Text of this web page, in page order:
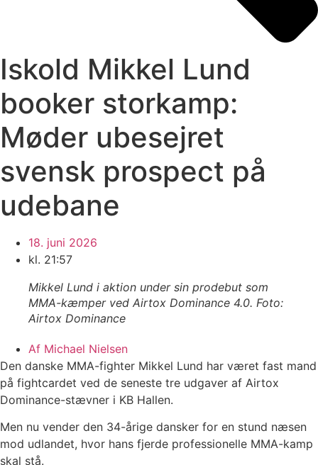
Iskold Mikkel Lund
booker storkamp:
Møder ubesejret
svensk prospect på
udebane
18. juni 2026
kl. 21:57
Mikkel Lund i aktion under sin prodebut som
MMA-kæmper ved Airtox Dominance 4.0. Foto:
Airtox Dominance
Af Michael Nielsen
Den danske MMA-fighter Mikkel Lund har været fast mand
på fightcardet ved de seneste tre udgaver af Airtox
Dominance-stævner i KB Hallen.
Men nu vender den 34-årige dansker for en stund næsen
mod udlandet, hvor hans fjerde professionelle MMA-kamp
skal stå.